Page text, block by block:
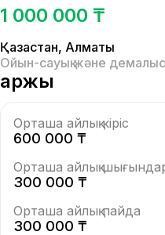
1 000 000 ₸
Қазақстан, Алматы
Ойын-сауық және демалыс
Қаржы
Орташа айлық кіріс
600 000 ₸
Орташа айлық
300 000 ₸
Орташа айлық пайда
300 000 ₸